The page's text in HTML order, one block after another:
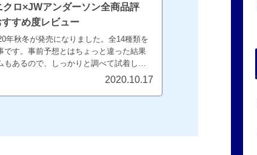
クロ×JWアンダーソン全商品評
すめ度レビュー
年秋冬が発売になりました。全14種類を
です。事前予想とはちょっと違った結果
もあるので、しっかりと調べて試着して
2020.10.17